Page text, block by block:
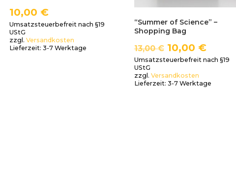
10,00 €
Umsatzsteuerbefreit nach §19
UStG
zzgl.Versandkosten
Lieferzeit:3-7 Werktage
“Summer of Science” –
Shopping Bag
13,00€ 10,00 €
Umsatzsteuerbefreit nach §19
UStG
zzgl. Versandkosten
Lieferzeit: 3-7 Werktage